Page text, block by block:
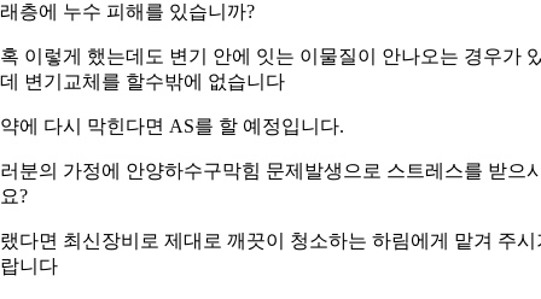
층에 누수 피해를 있습니까?
이렇게 했는데도 변기 안에 잇는 이물질이 안나오는 경우가
변기교체를 할수밖에 없습니다
에 다시 막힌다면 AS를 할 예정입니다.
분의 가정에 안양하수구막힘 문제발생으로 스트레스를 받으
?
다면 최신장비로 제대로 깨끗이 청소하는 하림에게 맡겨 주시
니다